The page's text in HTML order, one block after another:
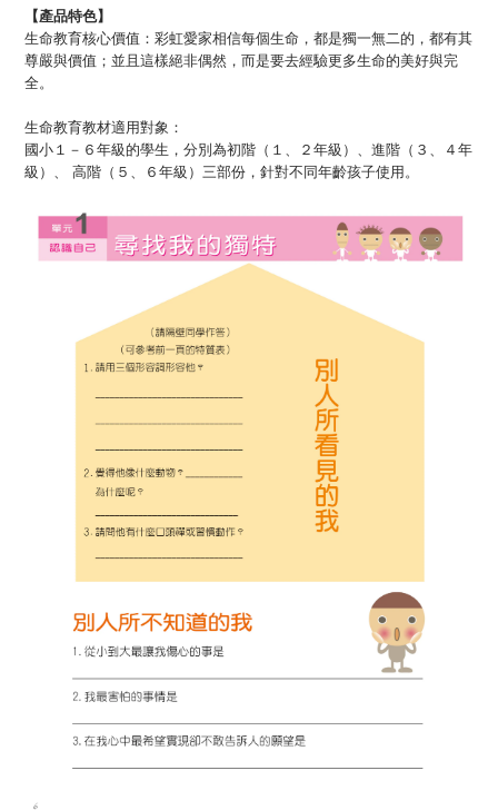
【產品特色】
生命教育核心價值：彩虹愛家相信每個生命，都是獨一無二的，都有其
尊嚴與價值；並且這樣絕非偶然，而是要去經驗更多生命的美好與完
全。
生命教育教材適用對象：
國小１－６年級的學生，分別為初階（１、２年級）、進階（３、４年
級）、 高階（５、６年級）三部份，針對不同年齡孩子使用。